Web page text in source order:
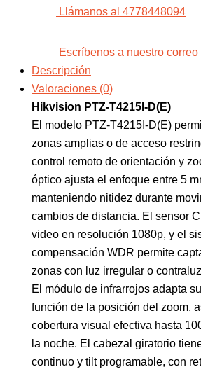
Llámanos al 4778448094
Escríbenos a nuestro correo
Descripción
Valoraciones (0)
Hikvision PTZ-T4215I-D(E)
El modelo PTZ-T4215I-D(E)
zonas amplias o de acceso
control remoto de orientación y
óptico ajusta el enfoque entre 5
manteniendo nitidez durante
cambios de distancia. El sensor
video en resolución 1080p, y el
compensación WDR permite
zonas con luz irregular o
El módulo de infrarrojos adapta
función de la posición del zoom,
cobertura visual efectiva hasta
la noche. El cabezal giratorio
continuo y tilt programable, con